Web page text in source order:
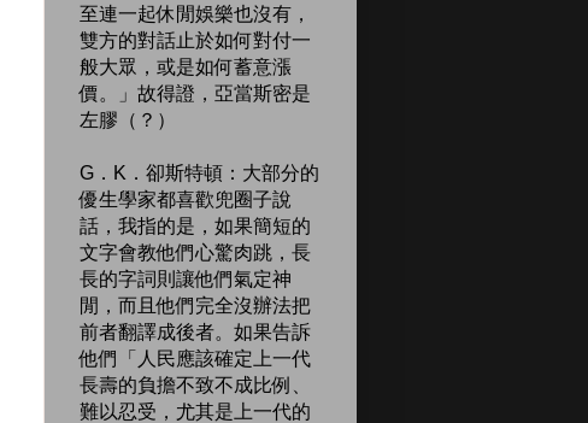
至連一起休閒娛樂也沒有，
雙方的對話止於如何對付一
般大眾，或是如何蓄意漲
價。」故得證，亞當斯密是
左膠（？）
G．K．卻斯特頓：大部分的
優生學家都喜歡兜圈子說
話，我指的是，如果簡短的
文字會教他們心驚肉跳，長
長的字詞則讓他們氣定神
閒，而且他們完全沒辦法把
前者翻譯成後者。如果告訴
他們「人民應該確定上一代
長壽的負擔不致不成比例、
難以忍受，尤其是上一代的